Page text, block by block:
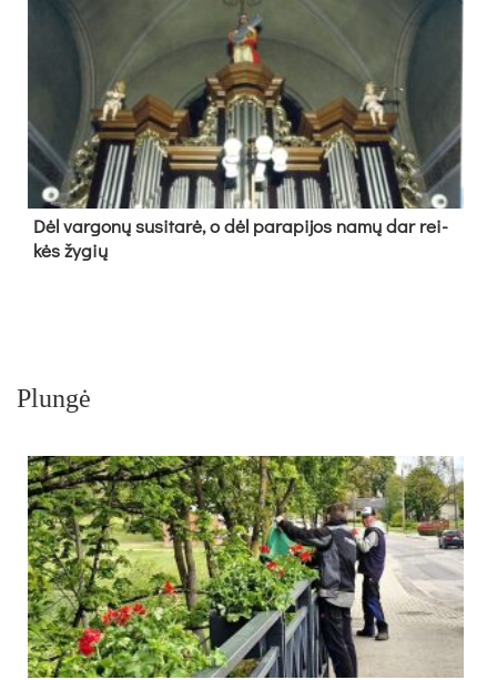
Dėl var­go­nų su­si­ta­rė, o dėl pa­ra­pi­jos na­mų dar rei­
kės žy­gių
Plungė